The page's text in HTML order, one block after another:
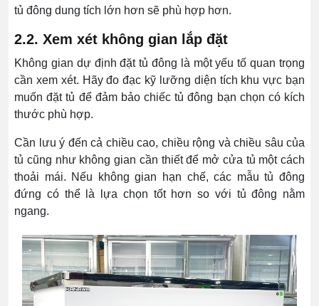
tủ đông dung tích lớn hơn sẽ phù hợp hơn.
2.2. Xem xét không gian lắp đặt
Không gian dự định đặt tủ đông là một yếu tố quan trọng
cần xem xét. Hãy đo đạc kỹ lưỡng diện tích khu vực bạn
muốn đặt tủ để đảm bảo chiếc tủ đông bạn chọn có kích
thước phù hợp.
Cần lưu ý đến cả chiều cao, chiều rộng và chiều sâu của
tủ cũng như không gian cần thiết để mở cửa tủ một cách
thoải mái. Nếu không gian hạn chế, các mẫu tủ đông
đứng có thể là lựa chọn tốt hơn so với tủ đông nằm
ngang.